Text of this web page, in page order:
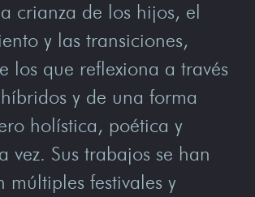
crianza de los hijos, el
y las transiciones,
los que reflexiona a través
y de una forma
holística, poética y
vez. Sus trabajos se han
múltiples festivales y